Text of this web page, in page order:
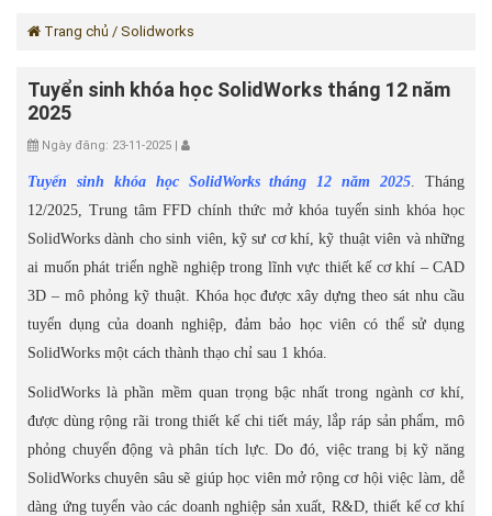
Trang chủ / Solidworks
Tuyển sinh khóa học SolidWorks tháng 12 năm
2025
Ngày đăng: 23-11-2025 |
Tuyển sinh khóa học SolidWorks tháng 12 năm 2025. Tháng
12/2025, Trung tâm FFD chính thức mở khóa tuyển sinh khóa học
SolidWorks dành cho sinh viên, kỹ sư cơ khí, kỹ thuật viên và những
ai muốn phát triển nghề nghiệp trong lĩnh vực thiết kế cơ khí – CAD
3D – mô phỏng kỹ thuật. Khóa học được xây dựng theo sát nhu cầu
tuyển dụng của doanh nghiệp, đảm bảo học viên có thể sử dụng
SolidWorks một cách thành thạo chỉ sau 1 khóa.
SolidWorks là phần mềm quan trọng bậc nhất trong ngành cơ khí,
được dùng rộng rãi trong thiết kế chi tiết máy, lắp ráp sản phẩm, mô
phỏng chuyển động và phân tích lực. Do đó, việc trang bị kỹ năng
SolidWorks chuyên sâu sẽ giúp học viên mở rộng cơ hội việc làm, dễ
dàng ứng tuyển vào các doanh nghiệp sản xuất, R&D, thiết kế cơ khí